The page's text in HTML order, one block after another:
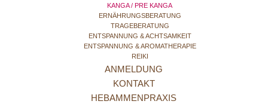
KANGA / PRE KANGA
ERNÄHRUNGSBERATUNG
TRAGEBERATUNG
ENTSPANNUNG & ACHTSAMKEIT
ENTSPANNUNG & AROMATHERAPIE
REIKI
ANMELDUNG
KONTAKT
HEBAMMENPRAXIS